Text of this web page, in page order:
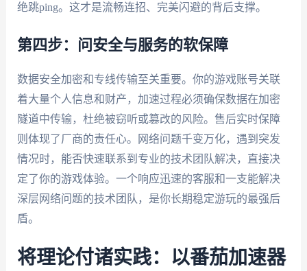
绝跳ping。这才是流畅连招、完美闪避的背后支撑。
第四步：问安全与服务的软保障
数据安全加密和专线传输至关重要。你的游戏账号关联
着大量个人信息和财产，加速过程必须确保数据在加密
隧道中传输，杜绝被窃听或篡改的风险。售后实时保障
则体现了厂商的责任心。网络问题千变万化，遇到突发
情况时，能否快速联系到专业的技术团队解决，直接决
定了你的游戏体验。一个响应迅速的客服和一支能解决
深层网络问题的技术团队，是你长期稳定游玩的最强后
盾。
将理论付诸实践：以番茄加速器